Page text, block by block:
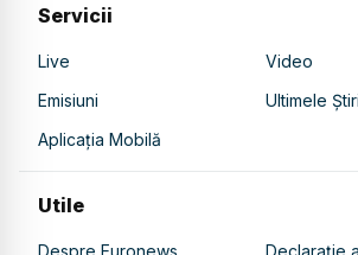
Servicii
Live
Video
Emisiuni
Ultimele Știri
Aplicația Mobilă
Utile